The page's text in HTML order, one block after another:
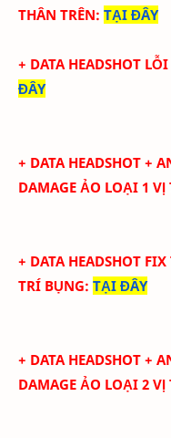
THÂN TRÊN: TẠI ĐÂY
+ DATA HEADSHOT LỖI
ĐÂY
+ DATA HEADSHOT +
DAMAGE ẢO LOẠI 1 VỊ
+ DATA HEADSHOT FIX
TRÍ BỤNG: TẠI ĐÂY
+ DATA HEADSHOT +
DAMAGE ẢO LOẠI 2 VỊ